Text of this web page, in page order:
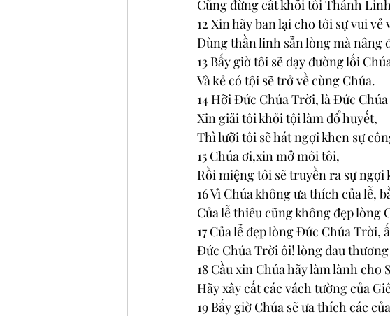
Cũng đừng cất khỏi tôi Thánh
12 Xin hãy ban lại cho tôi sự vui vẻ
Dùng thần linh sẵn lòng mà nâng
13 Bấy giờ tôi sẽ dạy đường lối
Và kẻ có tội sẽ trở về cùng Chúa.
14 Hỡi Đức Chúa Trời, là Đức
Xin giải tôi khỏi tội làm đổ huyết,
Thì lưỡi tôi sẽ hát ngợi khen sự
15 Chúa ơi,xin mở môi tôi,
Rồi miệng tôi sẽ truyền ra sự ngợi
16 Vì Chúa không ưa thích của lễ,
Của lễ thiêu cũng không đẹp lòng
17 Của lễ đẹp lòng Đức Chúa Trời,
Đức Chúa Trời ôi! lòng đau
18 Cầu xin Chúa hãy làm lành
Hãy xây cất các vách tường của
19 Bấy giờ Chúa sẽ ưa thích các